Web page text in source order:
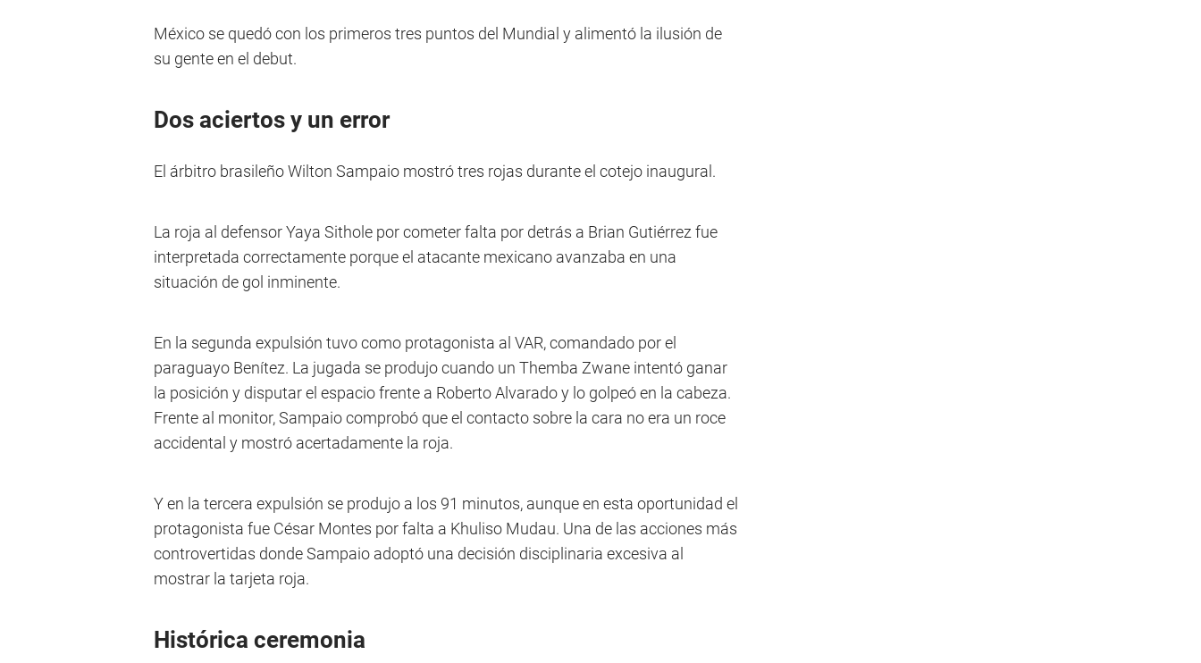
México se quedó con los primeros tres puntos del Mundial y alimentó la ilusión de
su gente en el debut.
Dos aciertos y un error
El árbitro brasileño Wilton Sampaio mostró tres rojas durante el cotejo inaugural.
La roja al defensor Yaya Sithole por cometer falta por detrás a Brian Gutiérrez fue
interpretada correctamente porque el atacante mexicano avanzaba en una
situación de gol inminente.
En la segunda expulsión tuvo como protagonista al VAR, comandado por el
paraguayo Benítez. La jugada se produjo cuando un Themba Zwane intentó ganar
la posición y disputar el espacio frente a Roberto Alvarado y lo golpeó en la cabeza.
Frente al monitor, Sampaio comprobó que el contacto sobre la cara no era un roce
accidental y mostró acertadamente la roja.
Y en la tercera expulsión se produjo a los 91 minutos, aunque en esta oportunidad el
protagonista fue César Montes por falta a Khuliso Mudau. Una de las acciones más
controvertidas donde Sampaio adoptó una decisión disciplinaria excesiva al
mostrar la tarjeta roja.
Histórica ceremonia